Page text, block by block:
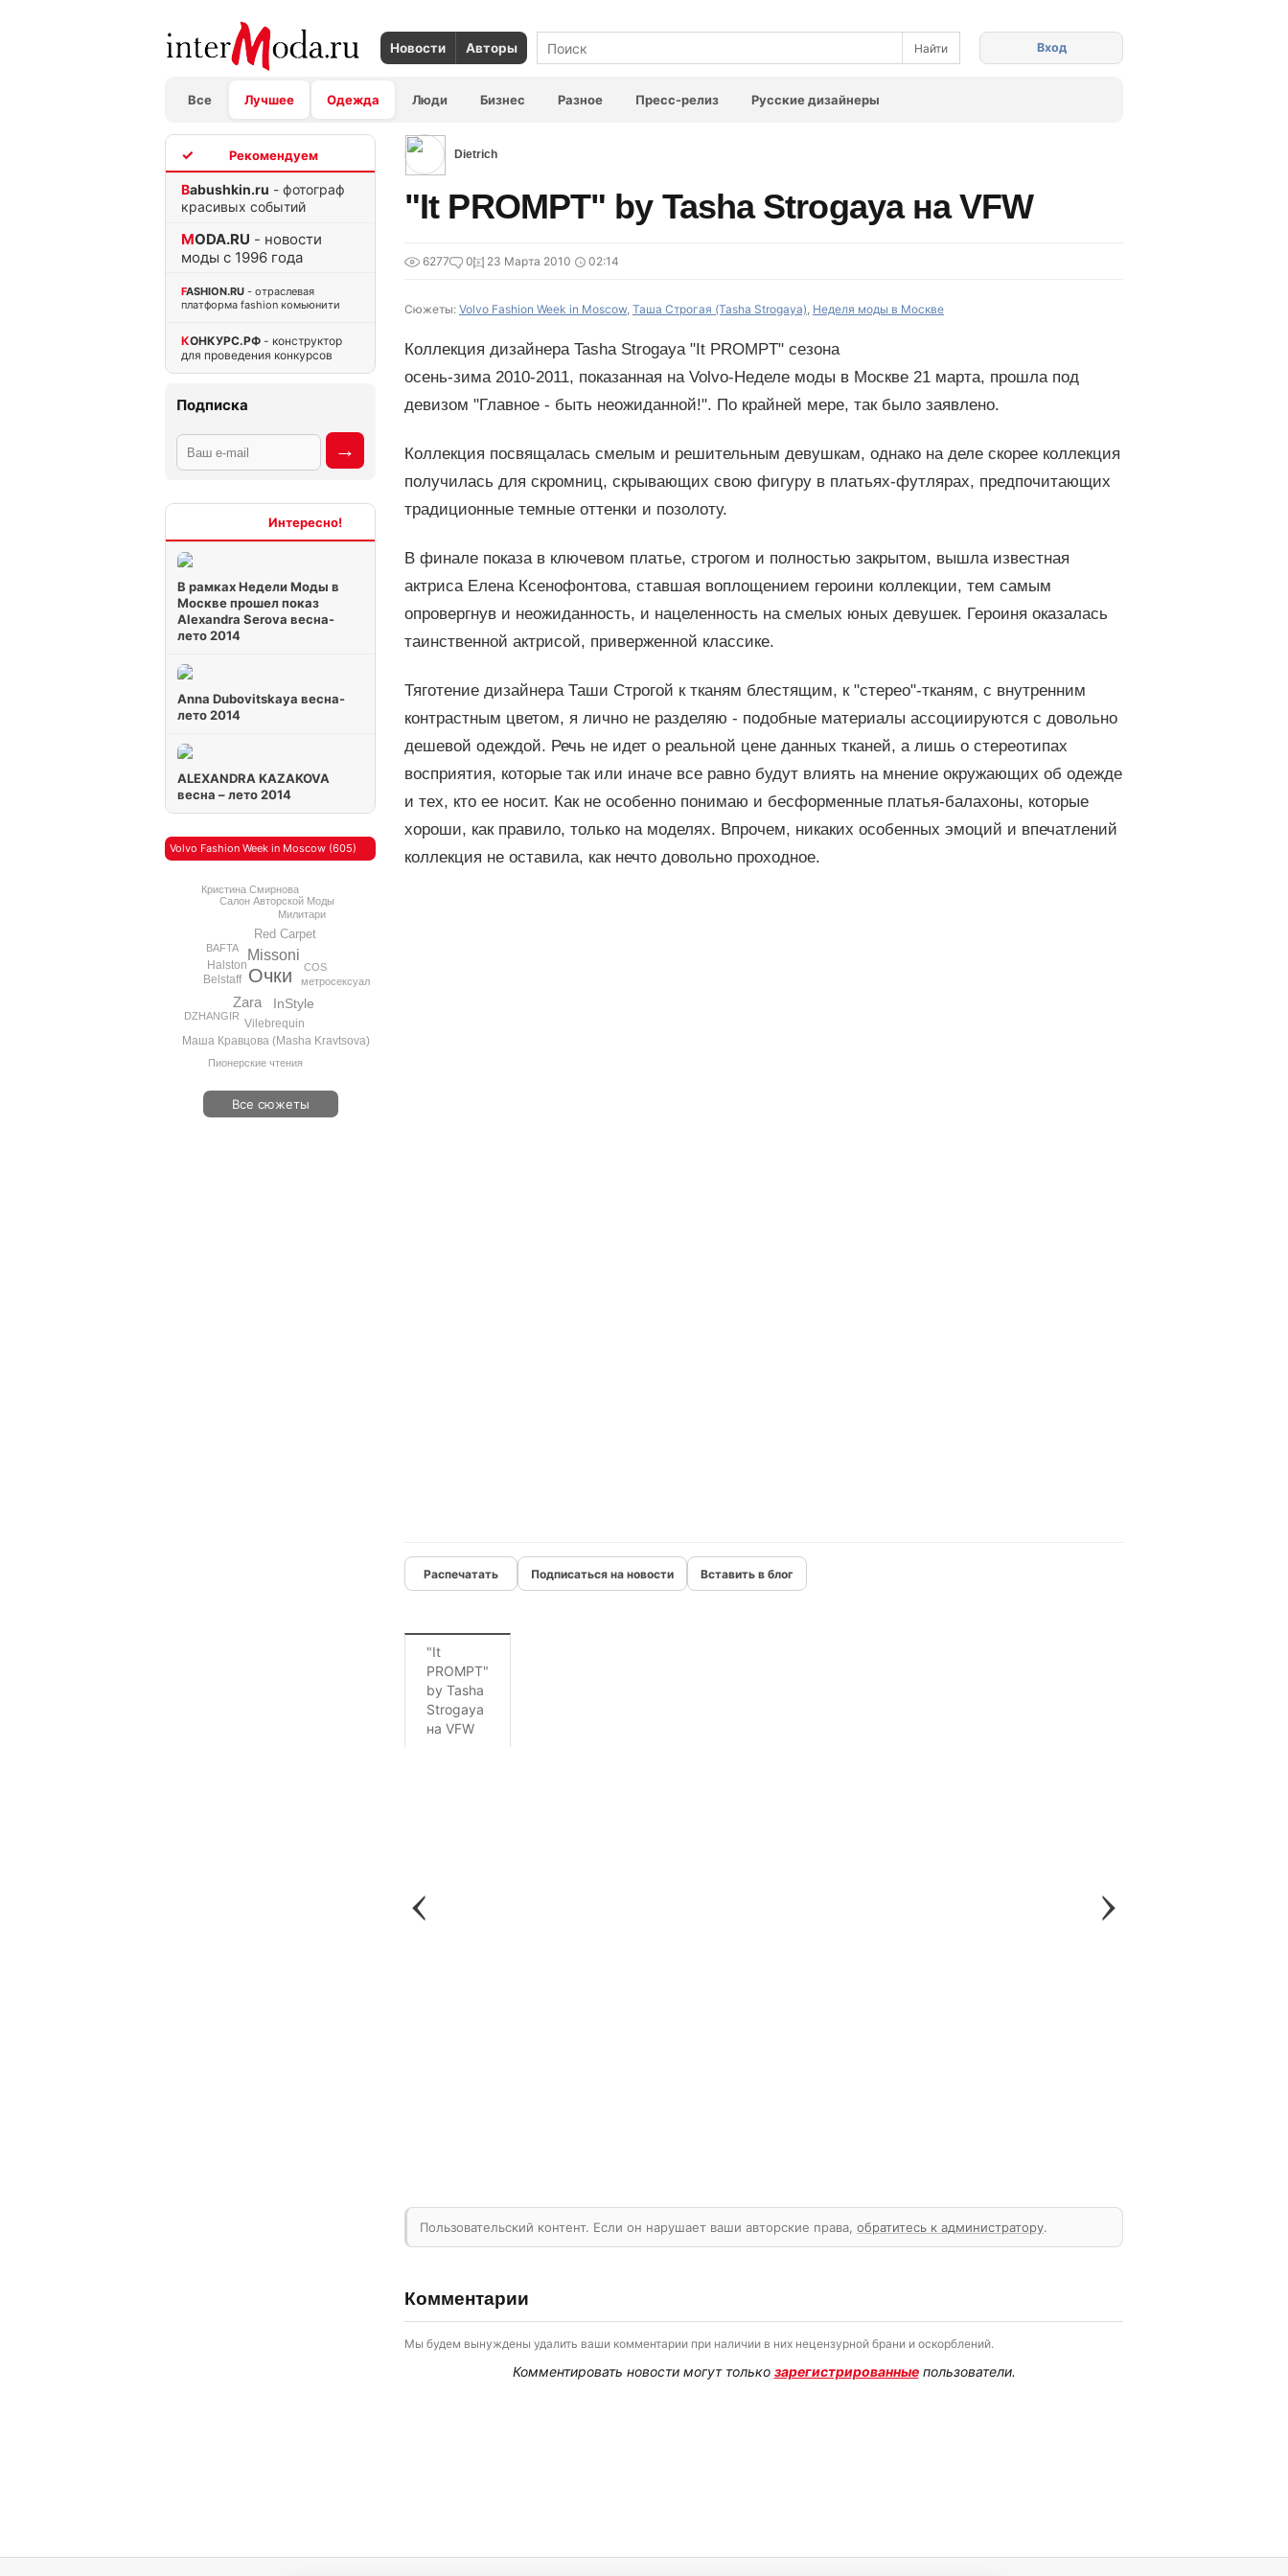
Новости Авторы
Все Лучшее Одежда Люди Бизнес Разное Пресс-релиз Русские дизайнеры
Вход
Babushkin.ru - фотограф
красивых событий
MODA.RU - новости
моды с 1996 года
FASHION.RU - отраслевая
платформа fashion комьюнити
КОНКУРС.РФ - конструктор
для проведения конкурсов
Подписка
В рамках Недели Моды в
Москве прошел показ
Alexandra Serova весна-
лето 2014
Anna Dubovitskaya весна-
лето 2014
ALEXANDRA KAZAKOVA
весна – лето 2014
Volvo Fashion Week in Moscow (605)
Очки
Missoni
Zara InStyle
Red Carpet
Vilebrequin
Маша Кравцова (Masha Kravtsova)
Belstaff
Halston
метросексуал
Милитари
Кристина Смирнова
Салон Авторской Моды
COS
Пионерские чтения
DZHANGIR
BAFTA
Все сюжеты
Dietrich
"It PROMPT" by Tasha Strogaya на VFW
6277 0 23 Марта 2010 02:14
Сюжеты: Volvo Fashion Week in Moscow, Таша Строгая (Tasha Strogaya), Неделя моды в Москве
Коллекция дизайнера Tasha Strogaya "It PROMPT" сезона
осень-зима 2010-2011, показанная на Volvo-Неделе моды в Москве 21 марта, прошла под
девизом "Главное - быть неожиданной!". По крайней мере, так было заявлено.
Коллекция посвящалась смелым и решительным девушкам, однако на деле скорее коллекция
получилась для скромниц, скрывающих свою фигуру в платьях-футлярах, предпочитающих
традиционные темные оттенки и позолоту.
В финале показа в ключевом платье, строгом и полностью закрытом, вышла известная
актриса Елена Ксенофонтова, ставшая воплощением героини коллекции, тем самым
опровергнув и неожиданность, и нацеленность на смелых юных девушек. Героиня оказалась
таинственной актрисой, приверженной классике.
Тяготение дизайнера Таши Строгой к тканям блестящим, к "стерео"-тканям, с внутренним
контрастным цветом, я лично не разделяю - подобные материалы ассоциируются с довольно
дешевой одеждой. Речь не идет о реальной цене данных тканей, а лишь о стереотипах
восприятия, которые так или иначе все равно будут влиять на мнение окружающих об одежде
и тех, кто ее носит. Как не особенно понимаю и бесформенные платья-балахоны, которые
хороши, как правило, только на моделях. Впрочем, никаких особенных эмоций и впечатлений
коллекция не оставила, как нечто довольно проходное.
Подписаться на новости Вставить в блог
"It
PROMPT"
by Tasha
Strogaya
на VFW
Пользовательский контент. Если он нарушает ваши авторские права, обратитесь к администратору.
Комментарии
Мы будем вынуждены удалить ваши комментарии при наличии в них нецензурной брани и оскорблений.
Комментировать новости могут только зарегистрированныепользователи.